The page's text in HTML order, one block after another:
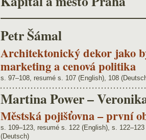
Petr Šámal
Architektonický dekor jako
marketing a cenová politika
s. 97–108, resumé s. 107 (English), 108
Martina Power –
Městská pojišťovna – první
s. 109–123, resumé s. 122 (English), s. 122–123
(Deutsch)